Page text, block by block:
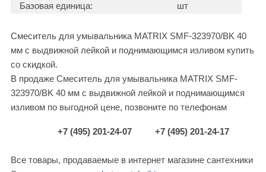
Базовая единица:
шт
Смеситель для умывальника MATRIX SMF-323970/BK 40
мм с выдвижной лейкой и поднимающимся изливом купить
со скидкой.
В продаже Смеситель для умывальника MATRIX SMF-
323970/BK 40 мм с выдвижной лейкой и поднимающимся
изливом по выгодной цене, позвоните по телефонам
+7 (495) 201-24-07 +7 (495) 201-24-17
Все товары, продаваемые в интернет магазине сантехники